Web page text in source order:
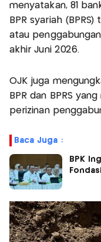
menyatakan, 81
BPR syariah
atau penggabungan
akhir Juni 2026.
OJK juga
BPR dan BPRS
perizinan
Baca Juga :
BPK